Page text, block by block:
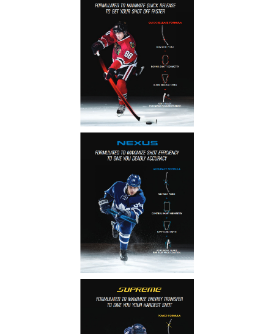
Všetko o nákupe
Sledovanie balíka DPD
Najnovšie pridané na stránku